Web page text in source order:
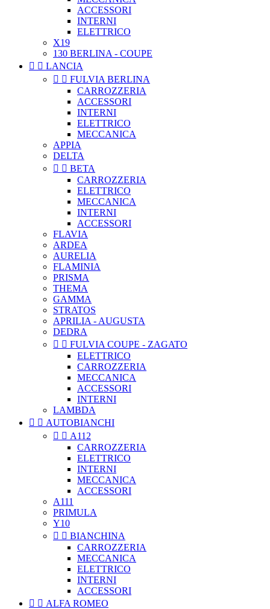
ACCESSORI
INTERNI
ELETTRICO
X19
130 BERLINA - COUPE
  LANCIA
  FULVIA BERLINA
CARROZZERIA
ACCESSORI
INTERNI
ELETTRICO
MECCANICA
APPIA
DELTA
  BETA
CARROZZERIA
ELETTRICO
MECCANICA
INTERNI
ACCESSORI
FLAVIA
ARDEA
AURELIA
FLAMINIA
PRISMA
THEMA
GAMMA
STRATOS
APRILIA - AUGUSTA
DEDRA
  FULVIA COUPE - ZAGATO
ELETTRICO
CARROZZERIA
MECCANICA
ACCESSORI
INTERNI
LAMBDA
  AUTOBIANCHI
  A112
CARROZZERIA
ELETTRICO
INTERNI
MECCANICA
ACCESSORI
A111
PRIMULA
Y10
  BIANCHINA
CARROZZERIA
MECCANICA
ELETTRICO
INTERNI
ACCESSORI
  ALFA ROMEO